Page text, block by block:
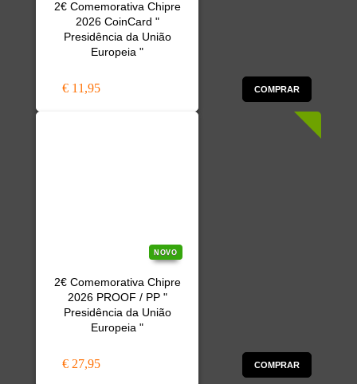
2€ Comemorativa Chipre
2026 CoinCard "
Presidência da União
Europeia "
€ 11,95 COMPRAR
NOVO
2€ Comemorativa Chipre
2026 PROOF / PP "
Presidência da União
Europeia "
€ 27,95 COMPRAR